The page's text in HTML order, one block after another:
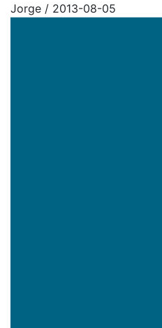
Jorge / 2013-08-05